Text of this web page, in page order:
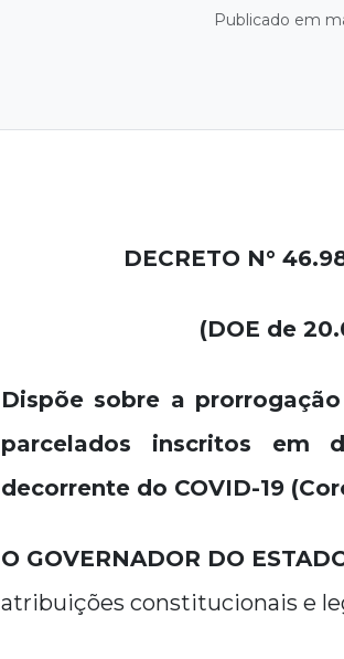
Publicado em
DECRETO N°
(DOE de
Dispõe sobre a
parcelados inscritos em
decorrente do COVID-19
O GOVERNADOR DO
atribuições constitucionais e